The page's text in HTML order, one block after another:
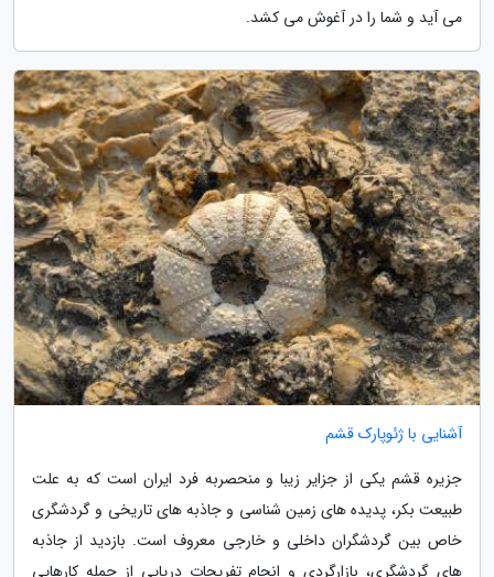
می آید و شما را در آغوش می کشد.
آشنایی با ژئوپارک قشم
جزیره قشم یکی از جزایر زیبا و منحصربه فرد ایران است که به علت
طبیعت بکر، پدیده های زمین شناسی و جاذبه های تاریخی و گردشگری
خاص بین گردشگران داخلی و خارجی معروف است. بازدید از جاذبه
های گردشگری، بازارگردی و انجام تفریحات دریایی از جمله کارهایی